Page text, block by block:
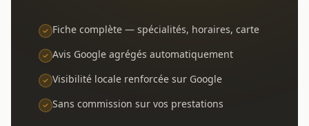
Fiche complète — spécialités, horaires, carte
Avis Google agrégés automatiquement
Visibilité locale renforcée sur Google
Sans commission sur vos prestations